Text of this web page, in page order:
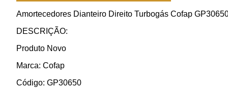
Amortecedores Dianteiro Direito Turbogás Cofap
DESCRIÇÃO:
Produto Novo
Marca: Cofap
Código: GP30650